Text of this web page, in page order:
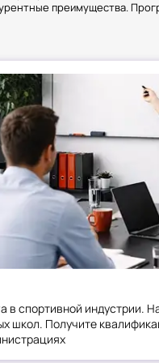
преимущества.
в спортивной индустрии.
школ. Получите